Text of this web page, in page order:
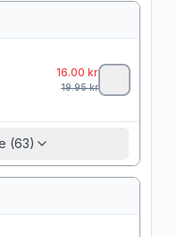
16.00 kr
19.95kr
(63)